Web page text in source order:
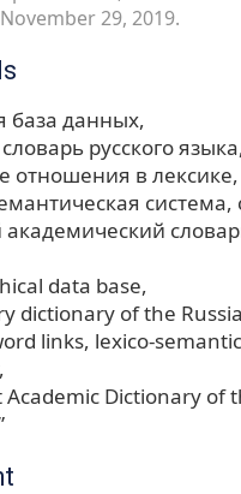
29, 2019.
база данных
русского языка
отношения в лексике
система
data base
dictionary of the
links lexico-
Academic Dictionary of